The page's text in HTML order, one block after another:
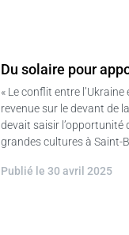
Du solaire pour
« Le conflit entre
revenue sur le devant de
devait saisir l’opportunité
grandes cultures à Saint-
Publié le 30 avril 2025